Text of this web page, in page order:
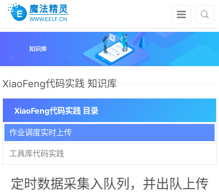
魔法精灵
WWW.EELF.CN
XiaoFeng代码实践 知识库
XiaoFeng代码实践 目录
作业调度实时上传
工具库代码实践
定时数据采集入队列，并出队上传